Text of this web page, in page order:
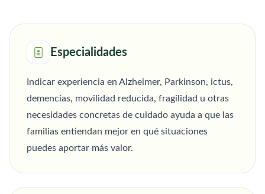
Especialidades
Indicar experiencia en Alzheimer, Parkinson, ictus,
demencias, movilidad reducida, fragilidad u otras
necesidades concretas de cuidado ayuda a que las
familias entiendan mejor en qué situaciones
puedes aportar más valor.